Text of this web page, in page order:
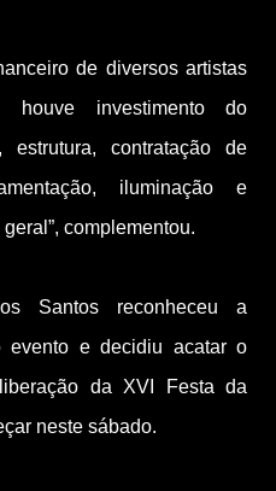
de diversos artistas
houve investimento do
estrutura, contratação de
iluminação e
complementou.
Santos reconheceu a
evento e decidiu acatar o
da XVI Festa da
neste sábado.